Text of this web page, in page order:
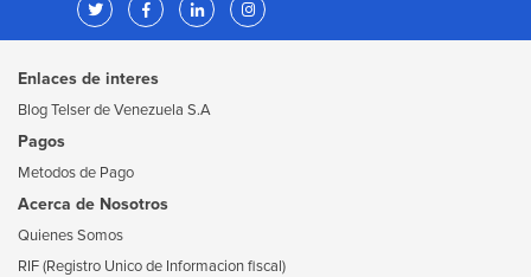
Enlaces de interes
Blog Telser de Venezuela S.A
Pagos
Metodos de Pago
Acerca de Nosotros
Quienes Somos
RIF (Registro Unico de Informacion fiscal)